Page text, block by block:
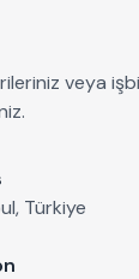
veya
Türkiye